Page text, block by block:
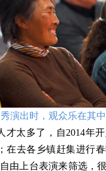
演出时，观众乐在其中
太多了，自2014年开
在去各乡镇赶集进行春
由上台表演来筛选，